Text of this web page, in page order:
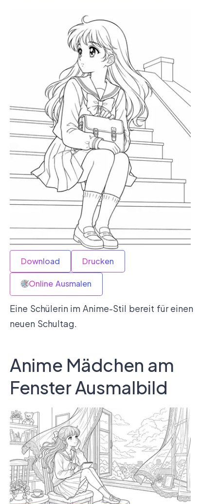
Download Drucken
Online Ausmalen
Eine Schülerin im Anime-Stil bereit für einen
neuen Schultag.
Anime Mädchen am
Fenster Ausmalbild